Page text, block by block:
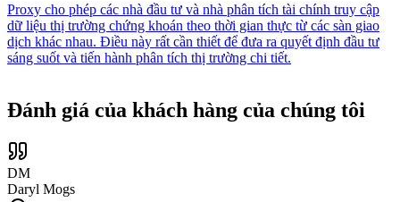
Proxy cho phép các nhà đầu tư và nhà phân tích tài chính truy cập
dữ liệu thị trường chứng khoán theo thời gian thực từ các sàn giao
dịch khác nhau. Điều này rất cần thiết để đưa ra quyết định đầu tư
sáng suốt và tiến hành phân tích thị trường chi tiết.
Đánh giá của khách hàng của chúng tôi
DM
Daryl Mogs